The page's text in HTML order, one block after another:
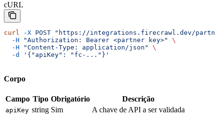
cURL
curl -X POST "https://integrations.firecrawl.dev/
  -H
"Authorization: Bearer <partner key>"
\
  -H
"Content-Type: application/json"
\
  -d
'{"apiKey": "fc-..."}'
Corpo
Campo Tipo Obrigatório Descrição
apiKey string Sim A chave de API a ser validada